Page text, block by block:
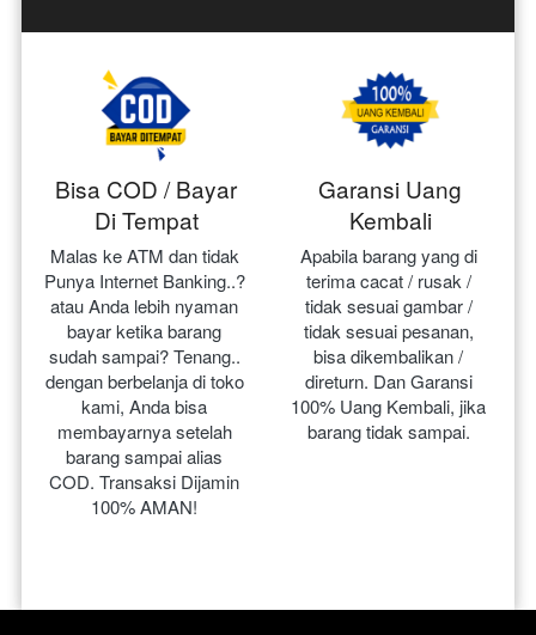
Bisa COD / Bayar
Di Tempat
Malas ke ATM dan tidak
Punya Internet Banking..?
atau Anda lebih nyaman
bayar ketika barang
sudah sampai? Tenang..
dengan berbelanja di toko
kami, Anda bisa
membayarnya setelah
barang sampai alias
COD. Transaksi Dijamin
100% AMAN!
Garansi Uang
Kembali
Apabila barang yang di
terima cacat / rusak /
tidak sesuai gambar /
tidak sesuai pesanan,
bisa dikembalikan /
direturn. Dan Garansi
100% Uang Kembali, jika
barang tidak sampai.